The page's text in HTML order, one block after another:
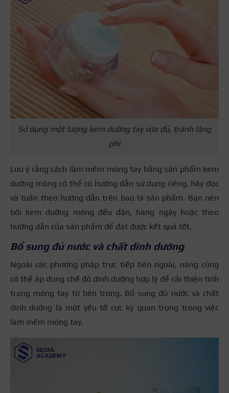
Sử dụng một lượng kem dưỡng tay vừa đủ, tránh lãng
phí
Lưu ý rằng cách làm mềm móng tay bằng sản phẩm kem
dưỡng móng có thể có hướng dẫn sử dụng riêng, hãy đọc
và tuân theo hướng dẫn trên bao bì sản phẩm. Bạn nên
bôi kem dưỡng móng đều đặn, hàng ngày hoặc theo
hướng dẫn của sản phẩm để đạt được kết quả tốt.
Bổ sung đủ nước và chất dinh dưỡng
Ngoài các phương pháp trực tiếp bên ngoài, nàng cũng
có thể áp dụng chế độ dinh dưỡng hợp lý để cải thiện tình
trạng móng tay từ bên trong. Bổ sung đủ nước và chất
dinh dưỡng là một yếu tố cực kỳ quan trọng trong việc
làm mềm móng tay.